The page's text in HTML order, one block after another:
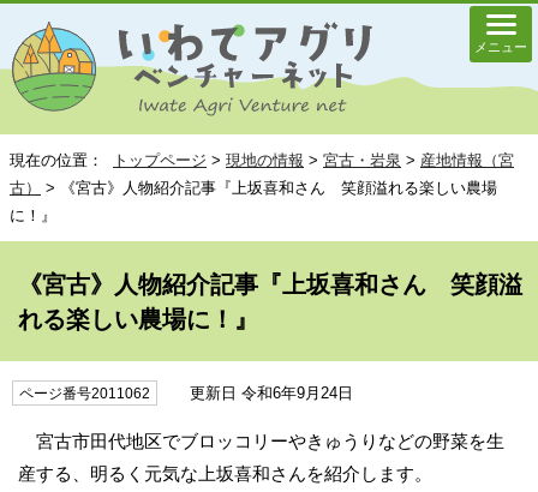
メニュー
現在の位置： トップページ > 現地の情報 > 宮古・岩泉 > 産地情報（宮
古）
> 《宮古》人物紹介記事『上坂喜和さん 笑顔溢れる楽しい農場
に！』
《宮古》人物紹介記事『上坂喜和さん 笑顔溢
れる楽しい農場に！』
ページ番号2011062 更新日 令和6年9月24日
宮古市田代地区でブロッコリーやきゅうりなどの野菜を生
産する、明るく元気な上坂喜和さんを紹介します。